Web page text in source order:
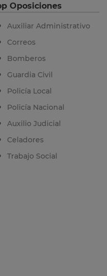
Oposiciones
Auxiliar Administrativo
Correos
Bomberos
Guardia Civil
Policía Local
Policía Nacional
Auxilio Judicial
Celadores
Trabajo Social